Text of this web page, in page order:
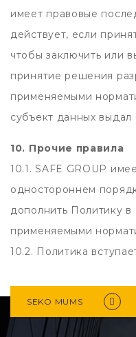
имеет правовые
действует, если
чтобы заключить или
принятие решения
применяемыми
субъект данных выдал
10. Прочие правила
10.1. SAFE GROUP
одностороннем
дополнить Политику в
применяемыми
10.2. Политика
SEKO MUMS